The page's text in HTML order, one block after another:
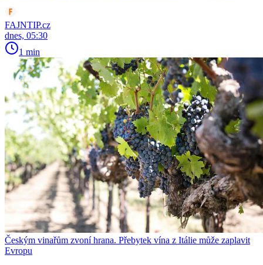
FAJNTIP.cz
dnes, 05:30
1 min
Českým vinařům zvoní hrana. Přebytek vína z Itálie může zaplavit
Evropu